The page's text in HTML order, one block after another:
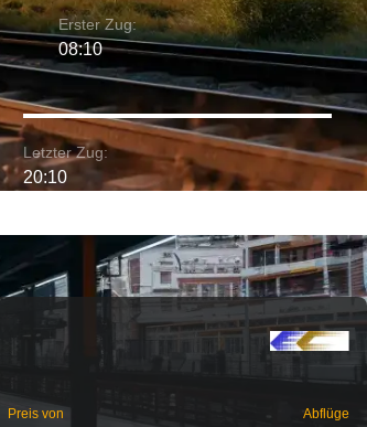
Erster Zug:
08:10
Letzter Zug:
20:10
Preis von Abflüge